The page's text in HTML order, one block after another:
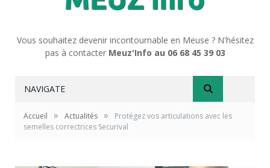
Vous souhaitez devenir incontournable en Meuse ? N'hésitez
pas à contacter Meuz'Info au 06 68 45 39 03
NAVIGATE
Accueil » Actualités »
Protégez vos articulations avec les
semelles correctrices Securival